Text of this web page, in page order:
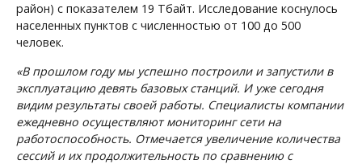
район) с показателем 19 Тбайт. Исследование коснулось
населенных пунктов с численностью от 100 до 500
человек.
«В прошлом году мы успешно построили и запустили в
эксплуатацию девять базовых станций. И уже сегодня
видим результаты своей работы. Специалисты компании
ежедневно осуществляют мониторинг сети на
работоспособность. Отмечается увеличение количества
сессий и их продолжительность по сравнению с